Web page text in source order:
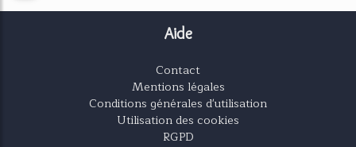
Aide
Contact
Mentions légales
Conditions générales d'utilisation
Utilisation des cookies
RGPD